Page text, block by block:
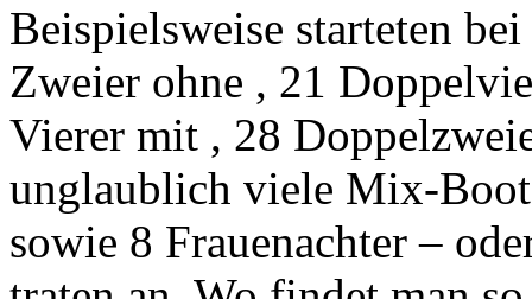
Beispielsweise starteten
Zweier ohne , 21
Vierer mit , 28
unglaublich viele Mix-
sowie 8 Frauenachter –